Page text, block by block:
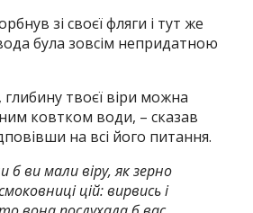
зі своєї фляги і тут же
була зовсім непридатною
твоєї віри можна
ковтком води, – сказав
на всі його питання.
б ви мали віру, як зерно
цій: вирвись і